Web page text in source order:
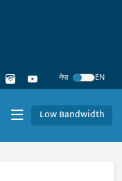
नेपा
EN
Low Bandwidth